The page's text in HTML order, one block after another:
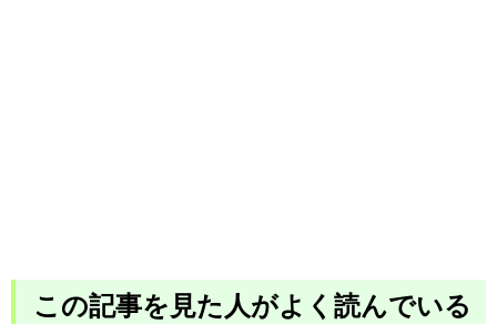
この記事を見た人がよく読んでいる